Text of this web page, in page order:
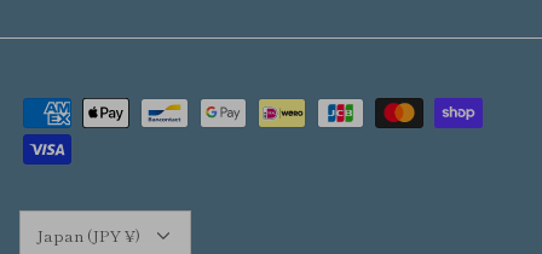
Currency
Japan (JPY ¥)